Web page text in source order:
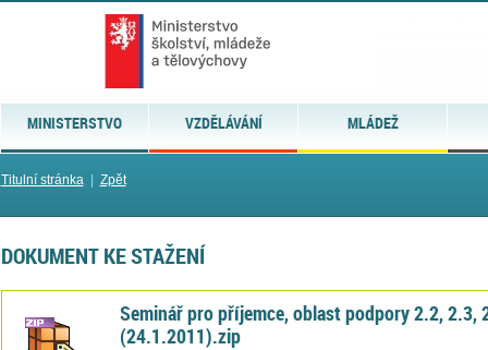
MINISTERSTVO VZDĚLÁVÁNÍ MLÁDEŽ
Titulní stránka| Zpět
DOKUMENT KE STAŽENÍ
Seminář pro příjemce, oblast podpory 2.2, 2.3,
(24.1.2011).zip